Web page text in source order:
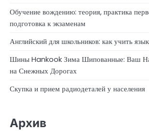
Обучение вождению: теория, практика
подготовка к экзаменам
Английский для школьников: как учить
Шины Hankook Зима Шипованные: Ваш
на Снежных Дорогах
Скупка и прием радиодеталей у населения
Архив